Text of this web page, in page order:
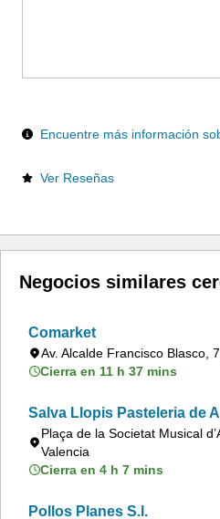
Encuentre más información
Ver Reseñas
Negocios similares
Comarket
Av. Alcalde Francisco Blasco,
Cierra en 11 h 37 mins
Salva Llopis Pasteleria de
Plaça de la Societat Musical
Valencia
Cierra en 4 h 7 mins
Pollos Planes S.l.